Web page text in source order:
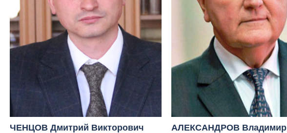
ЧЕНЦОВ Дмитрий Викторович
АЛЕКСАНДРОВ Владимир